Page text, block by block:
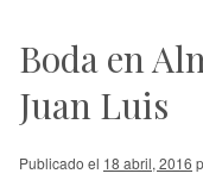
Boda en
Juan Luis
Publicado el 18 abril, 2016